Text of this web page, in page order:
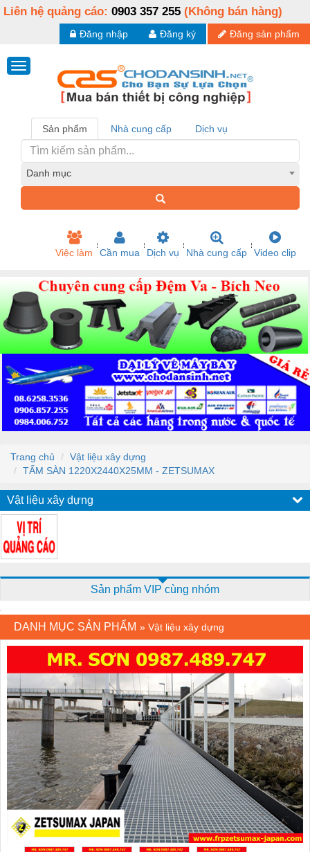
Liên hệ quảng cáo: 0903 357 255 (Không bán hàng)
Đăng sản phẩm
Đăng ký
Đăng nhập
Sản phẩm Nhà cung cấp Dịch vụ
Danh mục
Việc làm Cần mua Dịch vụ Nhà cung cấp Video clip
Trang chủ
Vật liệu xây dựng
TẤM SÀN 1220X2440X25MM - ZETSUMAX
Vật liệu xây dựng
Sản phẩm VIP cùng nhóm
DANH MỤC SẢN PHẨM » Vật liệu xây dựng